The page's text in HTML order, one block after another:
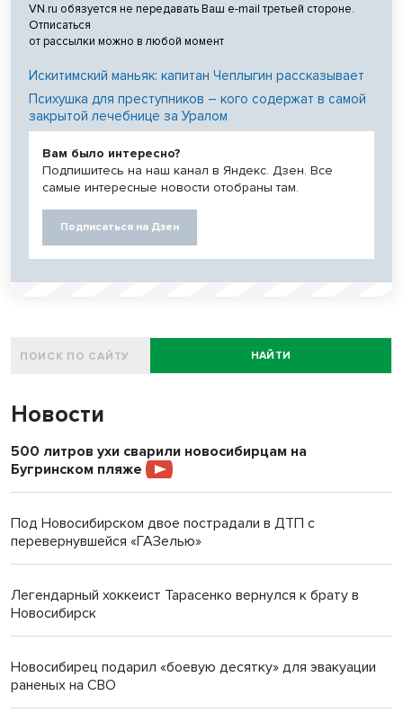
VN.ru обязуется не передавать Ваш e-mail третьей стороне.
Отписаться
от рассылки можно в любой момент
Искитимский маньяк: капитан Чеплыгин рассказывает
Психушка для преступников – кого содержат в самой
закрытой лечебнице за Уралом
Вам было интересно?
Подпишитесь на наш канал в Яндекс. Дзен. Все
самые интересные новости отобраны там.
Подписаться на Дзен
НАЙТИ
Новости
500 литров ухи сварили новосибирцам на
Бугринском пляже
Под Новосибирском двое пострадали в ДТП с
перевернувшейся «ГАЗелью»
Легендарный хоккеист Тарасенко вернулся к брату в
Новосибирск
Новосибирец подарил «боевую десятку» для эвакуации
раненых на СВО